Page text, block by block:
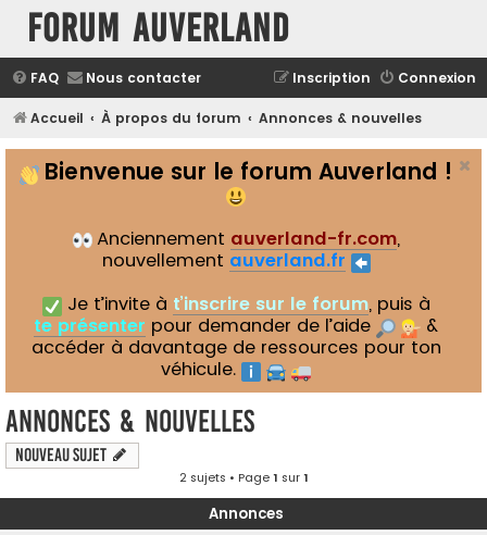
Forum Auverland
FAQ Nous contacter Connexion
Inscription
Accueil À propos du forum Annonces & nouvelles
Bienvenue sur le forum Auverland !
Anciennement auverland-fr.com,
nouvellement auverland.fr
Je t’invite à t’inscrire sur le forum, puis à
te présenter pour demander de l’aide
&
accéder à davantage de ressources pour ton
véhicule.
Annonces & nouvelles
Nouveau sujet
2 sujets • Page1 sur1
Annonces